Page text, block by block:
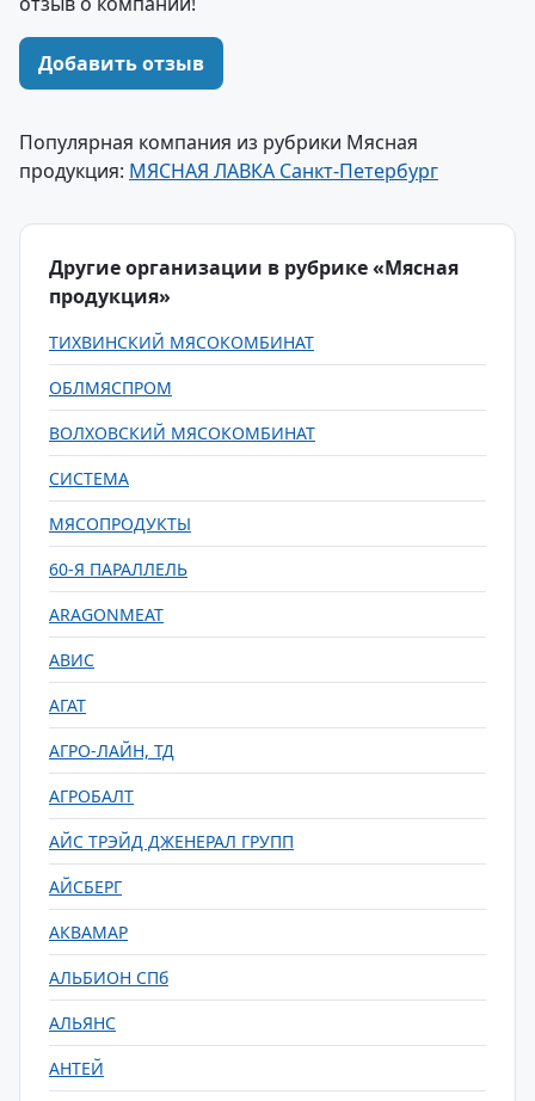
Добавить отзыв
Популярная компания из рубрики Мясная
продукция: МЯСНАЯ ЛАВКА Санкт-Петербург
Другие организации в рубрике «Мясная
продукция»
ТИХВИНСКИЙ МЯСОКОМБИНАТ
ОБЛМЯСПРОМ
ВОЛХОВСКИЙ МЯСОКОМБИНАТ
СИСТЕМА
МЯСОПРОДУКТЫ
60-Я ПАРАЛЛЕЛЬ
ARAGONMEAT
АВИС
АГАТ
АГРО-ЛАЙН, ТД
АГРОБАЛТ
АЙС ТРЭЙД ДЖЕНЕРАЛ ГРУПП
АЙСБЕРГ
АКВАМАР
АЛЬБИОН СПб
АЛЬЯНС
АНТЕЙ